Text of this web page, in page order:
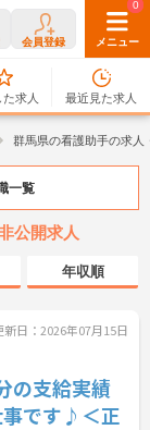
会員登録 メニュー
0
求人
0
最近見た求人
群馬県の看護助手の求人
一覧
公開求人
年収順
新日：2026年07月15日
の支給実績
です♪＜正